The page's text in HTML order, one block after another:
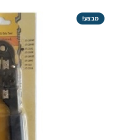
מבצע!